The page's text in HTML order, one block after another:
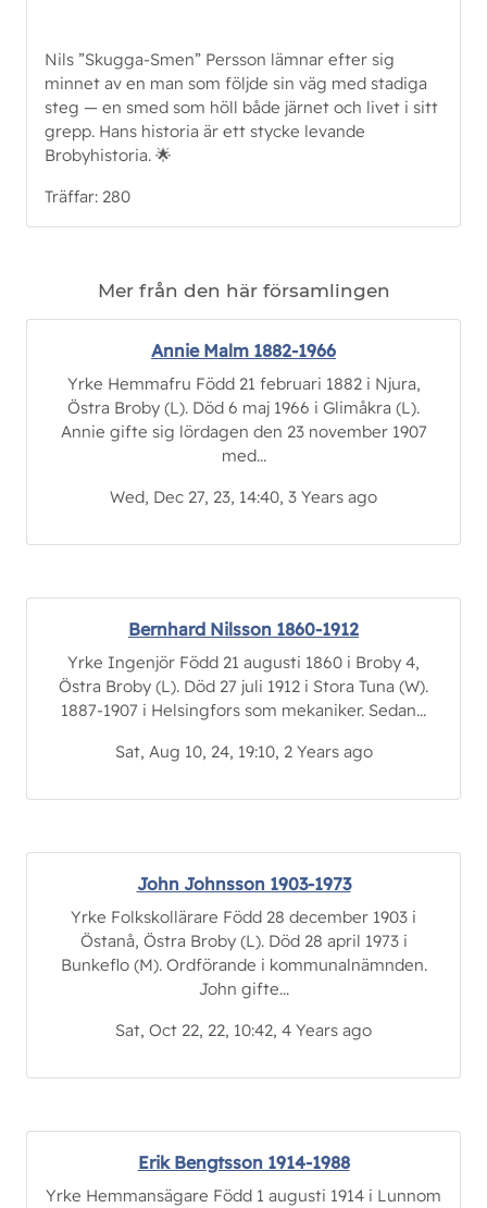
Nils ”Skugga-Smen” Persson lämnar efter sig
minnet av en man som följde sin väg med stadiga
steg — en smed som höll både järnet och livet i sitt
grepp. Hans historia är ett stycke levande
Brobyhistoria. 🌟
Träffar: 280
Mer från den här församlingen
Annie Malm 1882-1966
Yrke Hemmafru Född 21 februari 1882 i Njura,
Östra Broby (L). Död 6 maj 1966 i Glimåkra (L).
Annie gifte sig lördagen den 23 november 1907
med...
Wed, Dec 27, 23, 14:40, 3 Years ago
Bernhard Nilsson 1860-1912
Yrke Ingenjör Född 21 augusti 1860 i Broby 4,
Östra Broby (L). Död 27 juli 1912 i Stora Tuna (W).
1887-1907 i Helsingfors som mekaniker. Sedan...
Sat, Aug 10, 24, 19:10, 2 Years ago
John Johnsson 1903-1973
Yrke Folkskollärare Född 28 december 1903 i
Östanå, Östra Broby (L). Död 28 april 1973 i
Bunkeflo (M). Ordförande i kommunalnämnden.
John gifte...
Sat, Oct 22, 22, 10:42, 4 Years ago
Erik Bengtsson 1914-1988
Yrke Hemmansägare Född 1 augusti 1914 i Lunnom